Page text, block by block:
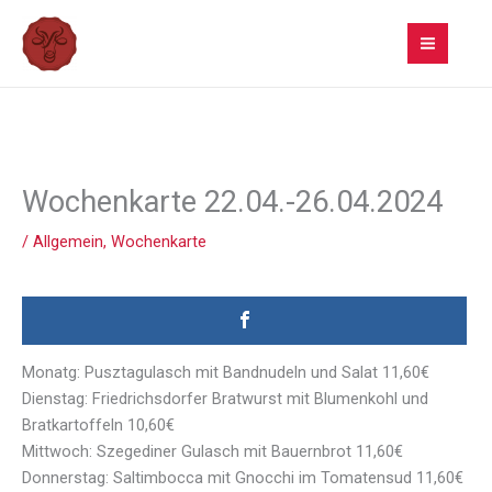
Inhalt
springen
Wochenkarte 22.04.-26.04.2024
/ Allgemein, Wochenkarte
Monatg: Pusztagulasch mit Bandnudeln und Salat 11,60€
Dienstag: Friedrichsdorfer Bratwurst mit Blumenkohl und
Bratkartoffeln 10,60€
Mittwoch: Szegediner Gulasch mit Bauernbrot 11,60€
Donnerstag: Saltimbocca mit Gnocchi im Tomatensud 11,60€